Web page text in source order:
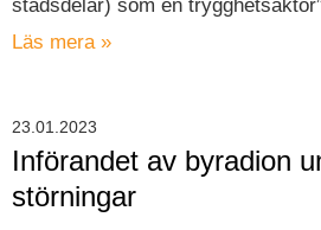
stadsdelar) som en
Läs mera »
Införandet av byradion
störningar
23.01.2023